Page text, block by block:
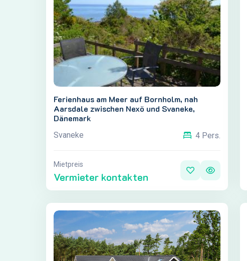
Ferienhaus am Meer auf Bornholm, nah
Aarsdale zwischen Nexö und Svaneke,
Dänemark
Svaneke 4 Pers.
Mietpreis
Vermieter kontakten